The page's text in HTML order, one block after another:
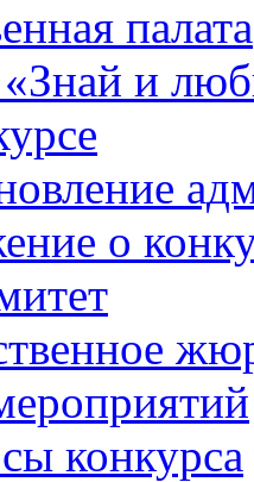
палата
и
о
конкурса